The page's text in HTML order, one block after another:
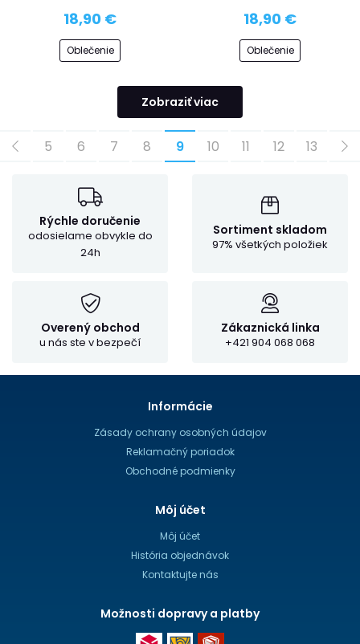
18,90 €
Oblečenie
18,90 €
Oblečenie
Zobraziť viac
5 6 7 8 9 10 11 12 13
Rýchle doručenie
odosielame obvykle do
24h
Sortiment skladom
97% všetkých položiek
Overený obchod
u nás ste v bezpečí
Zákaznická linka
+421 904 068 068
Informácie
Zásady ochrany osobných údajov
Reklamačný poriadok
Obchodné podmienky
Môj účet
Môj účet
História objednávok
Kontaktujte nás
Možnosti dopravy a platby